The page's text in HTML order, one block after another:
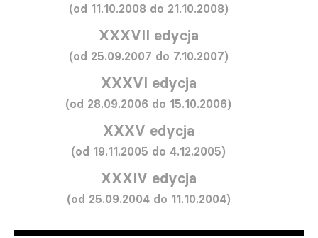
(od 11.10.2008 do 21.10.2008)
XXXVII edycja
(od 25.09.2007 do 7.10.2007)
XXXVI edycja
(od 28.09.2006 do 15.10.2006)
XXXV edycja
(od 19.11.2005 do 4.12.2005)
XXXIV edycja
(od 25.09.2004 do 11.10.2004)